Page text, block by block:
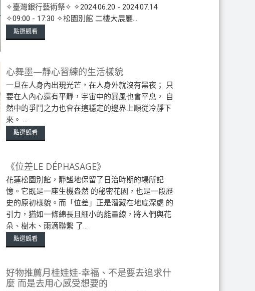
✧臺灣銀行藝術祭✧ ✧2024.06.20 - 2024.07.14
✧09:00 - 17:30 ✧松園別館 二樓大展廳...
點選觀看
心舞墨—靜心習練的生活樣貌
一旦在人身內出現光芒，在人身外就沒有黑夜； 只
要在人內心還有平靜，宇宙中的暴風也會平息， 自
然中的爭鬥之力也會在這穩定的邊界上順從冷靜下
來。 ...
點選觀看
《位差LE DÉPHASAGE》
花蓮松園別館，靜謐地保留了⽇治時期的場所記
憶。它既是⼀座⽣機盎然 的秘密花園，也是⼀段歷
史的原初樣貌。⽽「位差」正是潛藏在地底深處 的
引⼒，猶如⼀條綿長且細⼩的能量線，將⼈們與花
朵、樹⽊、雨滴聯繫 了...
點選觀看
好物推薦月桂娃娃-幸福、不是要去追求什
麼 而是去用心感受想要的